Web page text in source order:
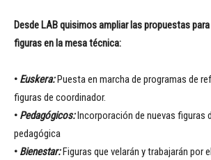
Desde LAB quisimos ampliar las propuestas
figuras en la mesa técnica:
• Euskera:Puesta en marcha de programas de
figuras de coordinador.
• Pedagógicos:Incorporación de nuevas figuras
pedagógica
• Bienestar:Figuras que velarán y trabajarán por